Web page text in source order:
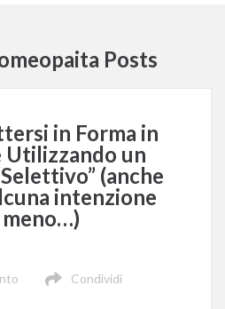
Posts
in Forma in
Utilizzando un
(anche
intenzione
Condividi